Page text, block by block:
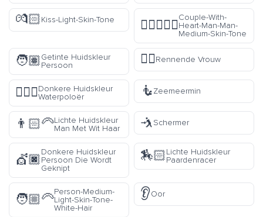
💏🏻Kiss-Light-Skin-Tone 👨🏽‍❤️‍👨🏽
Couple-With-
Heart-Man-Man-
Medium-Skin-Tone
🧑🏽Getinte Huidskleur
Persoon
🏃‍♀️Rennende Vrouw
🤽🏿‍♂️Donkere Huidskleur
Waterpoloër
🧜Zeemeermin
👨🏻‍🦳Lichte Huidskleur
Man Met Wit Haar
🤺Schermer
💇🏿
Donkere Huidskleur
Persoon Die Wordt
Geknipt
🏇🏻Lichte Huidskleur
Paardenracer
🧑🏼‍🦳
Person-Medium-
Light-Skin-Tone-
White-Hair
👂Oor